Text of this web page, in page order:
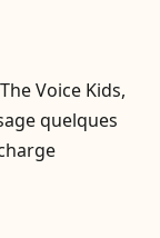
Voice Kids,
quelques